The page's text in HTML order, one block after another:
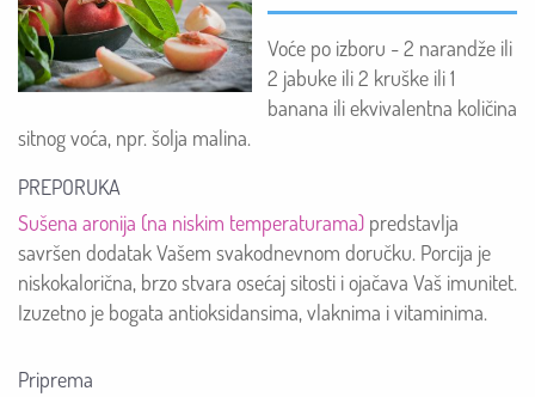
Voće po izboru - 2 narandže ili
2 jabuke ili 2 kruške ili 1
banana ili ekvivalentna količina
sitnog voća, npr. šolja malina.
PREPORUKA
Sušena aronija (na niskim temperaturama) predstavlja
savršen dodatak Vašem svakodnevnom doručku. Porcija je
niskokalorična, brzo stvara osećaj sitosti i ojačava Vaš imunitet.
Izuzetno je bogata antioksidansima, vlaknima i vitaminima.
Priprema